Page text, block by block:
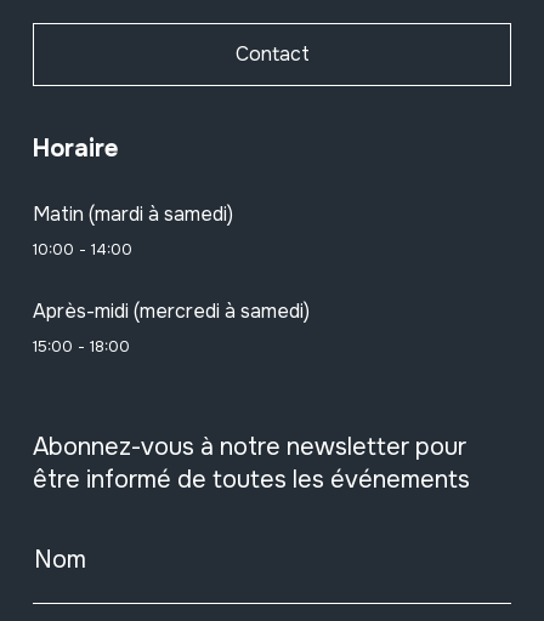
Contact
Horaire
Matin (mardi à samedi)
10:00 - 14:00
Après-midi (mercredi à samedi)
15:00 - 18:00
Abonnez-vous à notre newsletter pour
être informé de toutes les événements
Nom